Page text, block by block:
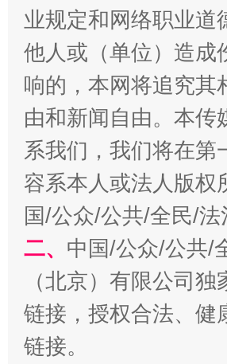
业规定和网络职业道
他人或（单位）造成
响的，本网将追究其
由和新闻自由。本传
系我们，我们将在第
容系本人或法人版权
国/公众/公共/全民/
二、 中国/公众/公共/
（北京）有限公司
链接，授权合法、健
链接。